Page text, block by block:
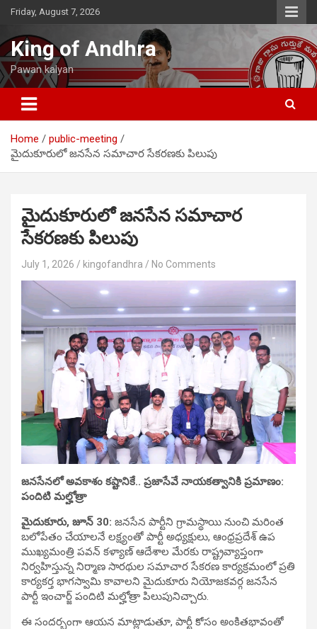
Skip
content
Friday, August 7, 2026
King of Andhra
Pawan kalyan
Home
public-meeting
మైదుకూరులో జనసేన సమాచార సేకరణకు పిలుపు
మైదుకూరులో జనసేన సమాచార
సేకరణకు పిలుపు
July 1, 2026 kingofandhra No Comments
జనసేనలో అవకాశం కష్టానికే.. ప్రజాసేవే నాయకత్వానికి ప్రమాణం:
పందిటి మల్హోత్రా
మైదుకూరు, జూన్ 30: జనసేన పార్టీని గ్రామస్థాయి నుంచి మరింత
బలోపేతం చేయాలనే లక్ష్యంతో పార్టీ అధ్యక్షులు, ఆంధ్రప్రదేశ్ ఉప
ముఖ్యమంత్రి పవన్ కళ్యాణ్ ఆదేశాల మేరకు రాష్ట్రవ్యాప్తంగా
నిర్వహిస్తున్న నిర్మాణ సారథుల సమాచార సేకరణ కార్యక్రమంలో ప్రతి
కార్యకర్త భాగస్వామి కావాలని మైదుకూరు నియోజకవర్గ జనసేన
పార్టీ ఇంచార్జ్ పందిటి మల్హోత్రా పిలుపునిచ్చారు.
ఈ సందర్భంగా ఆయన మాట్లాడుతూ, పార్టీ కోసం అంకితభావంతో